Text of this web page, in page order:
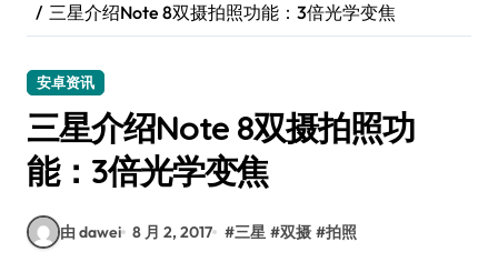
三星介绍Note 8双摄拍照功能：3倍光学变焦
安卓资讯
三星介绍Note 8双摄拍照功
能：3倍光学变焦
由 dawei 8 月 2, 2017 #三星 #双摄 #拍照